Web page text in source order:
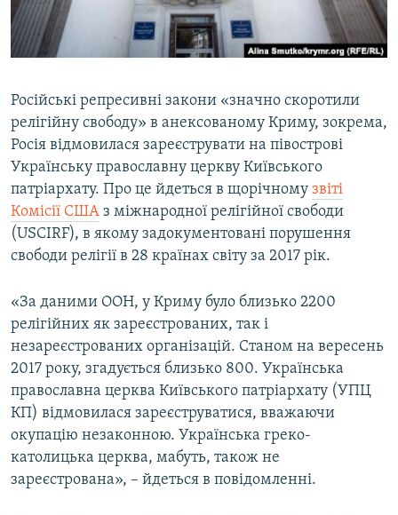
ВІДЕОУРОКИ «ELIFBE»
СВІДЧЕННЯ ОКУПАЦІЇ
ІНФОГРАФІКА
Русский
Qırımtatar
ДОЛУЧАЙСЯ!
Усі сайти RFE/RL
Російські репресивні закони «значно скоротили
релігійну свободу» в анексованому Криму, зокрема,
Росія відмовилася зареєструвати на півострові
Українську православну церкву Київського
патріархату. Про це йдеться в щорічному звіті
Комісії США з міжнародної релігійної свободи
(USCIRF), в якому задокументовані порушення
свободи релігії в 28 країнах світу за 2017 рік.
«За даними ООН, у Криму було близько 2200
релігійних як зареєстрованих, так і
незареєстрованих організацій. Станом на вересень
2017 року, згадується близько 800. Українська
православна церква Київського патріархату (УПЦ
КП) відмовилася зареєструватися, вважаючи
окупацію незаконною. Українська греко-
католицька церква, мабуть, також не
зареєстрована», – йдеться в повідомленні.